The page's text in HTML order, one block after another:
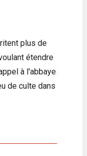
plus de
étendre
à l'abbaye
de culte dans